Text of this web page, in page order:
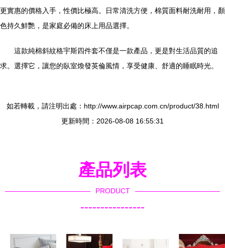
更實惠的價格入手，性價比極高。日常清洗方便，棉質面料耐洗耐用，顏
色持久鮮艷，是家庭必備的床上用品選擇。
這款純棉斜紋格宇斯四件套不僅是一款產品，更是對生活品質的追
求。選擇它，讓您的臥室煥發英倫風情，享受健康、舒適的睡眠時光。
如若轉載，請注明出處：http://www.airpcap.com.cn/product/38.html
更新時間：2026-08-08 16:55:31
產品列表
PRODUCT
----------------